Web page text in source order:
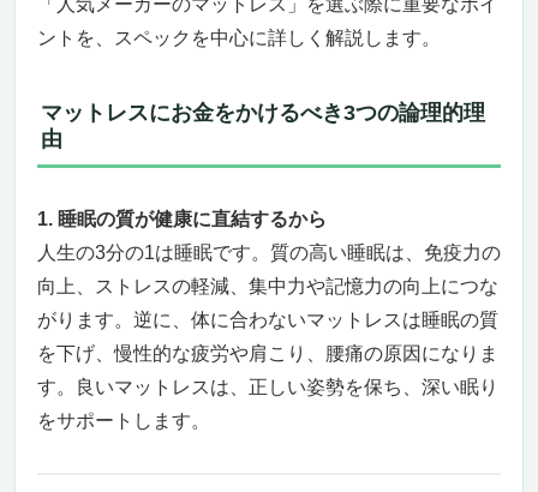
「人気メーカーのマットレス」を選ぶ際に重要なポイ
ントを、スペックを中心に詳しく解説します。
マットレスにお金をかけるべき3つの論理的理
由
1. 睡眠の質が健康に直結するから
人生の3分の1は睡眠です。質の高い睡眠は、免疫力の
向上、ストレスの軽減、集中力や記憶力の向上につな
がります。逆に、体に合わないマットレスは睡眠の質
を下げ、慢性的な疲労や肩こり、腰痛の原因になりま
す。良いマットレスは、正しい姿勢を保ち、深い眠り
をサポートします。